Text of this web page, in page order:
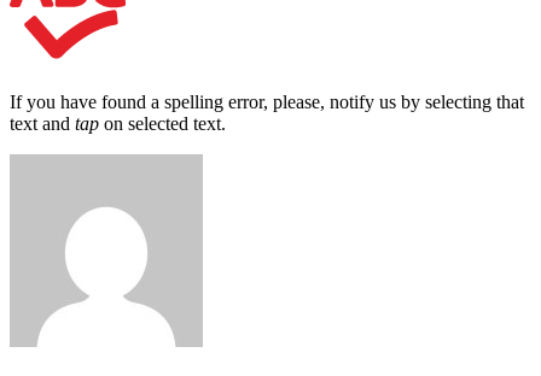
If you have found a spelling error, please, notify us by selecting that
text and tap on selected text.